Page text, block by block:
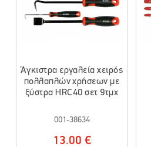
Άγκιστρα εργαλεία χειρός
πολλαπλών χρήσεων με
ξύστρα HRC40 σετ 9τμχ
001-38634
13.00 €